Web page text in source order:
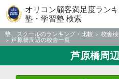
オリコン顧客満足度ラン
塾・学習塾 検索
塾、スクールのランキング・比較 校舎
芦原橋周辺の校舎一覧
芦原橋周